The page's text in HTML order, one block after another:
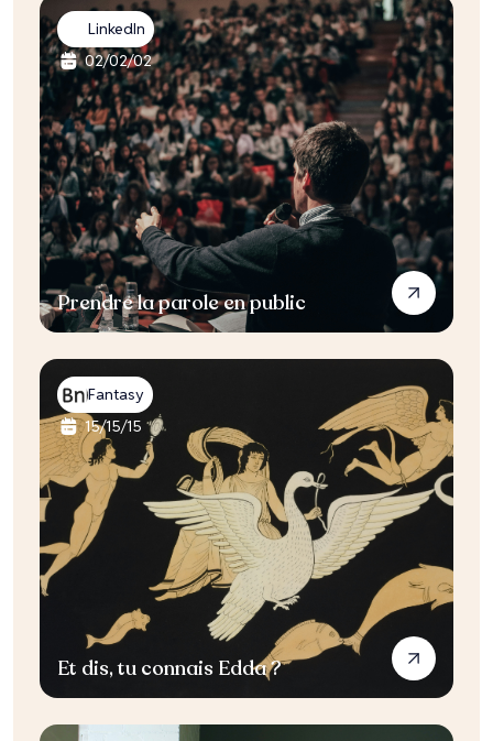
LinkedIn
02/02/02
Prendre la parole en public
Fantasy
15/15/15
Et dis, tu connais Edda ?